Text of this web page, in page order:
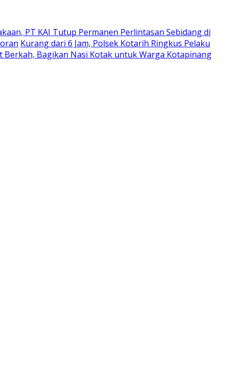
PT KAI Tutup Permanen Perlintasan Sebidang di
Kurang dari 6 Jam, Polsek Kotarih Ringkus Pelaku
Bagikan Nasi Kotak untuk Warga Kotapinang